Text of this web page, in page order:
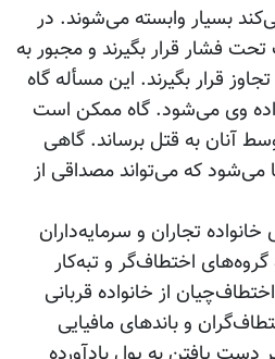
بسیار وابسته می‌شوند. در
فشار قرار بگیرند و مجبور به
قرار بگیرند. این مسأله گاه
وی می‌شود. گاه ممکن است
آنان به قتل برساند. گاهی
می‌شود که می‌تواند مصداقی از
تجاران و سرمایه‌داران
اختطاف‌گر و تبه‌کار
از خانواده قربانی
و باندهای مافیایی